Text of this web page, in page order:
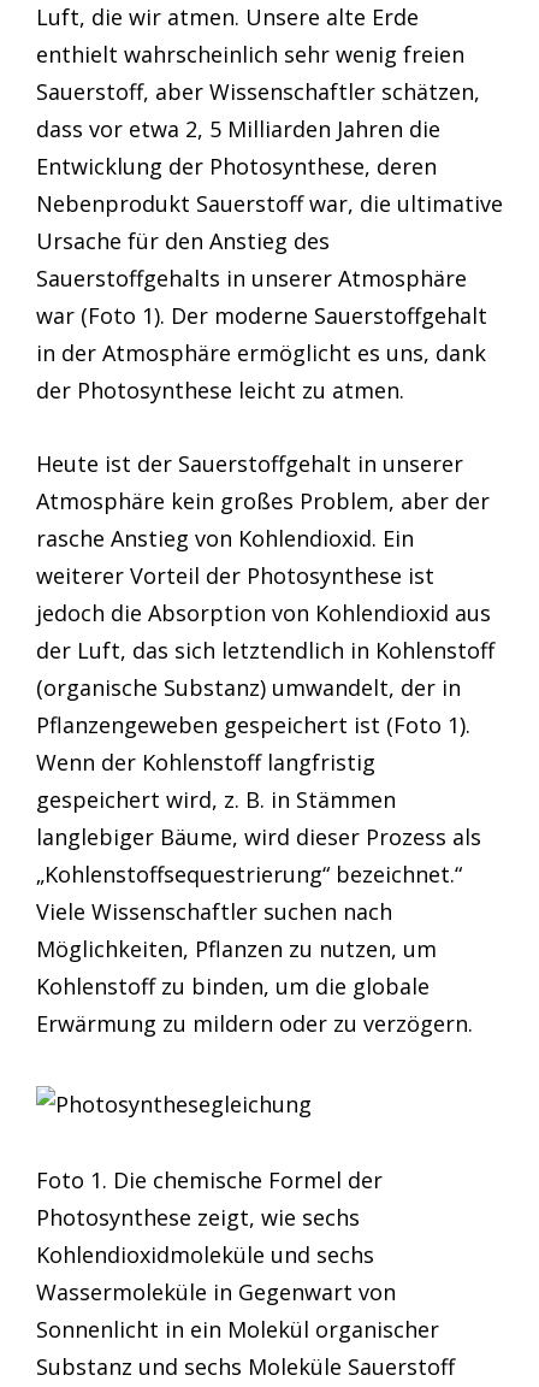
Luft, die wir atmen. Unsere alte Erde
enthielt wahrscheinlich sehr wenig freien
Sauerstoff, aber Wissenschaftler schätzen,
dass vor etwa 2, 5 Milliarden Jahren die
Entwicklung der Photosynthese, deren
Nebenprodukt Sauerstoff war, die ultimative
Ursache für den Anstieg des
Sauerstoffgehalts in unserer Atmosphäre
war (Foto 1). Der moderne Sauerstoffgehalt
in der Atmosphäre ermöglicht es uns, dank
der Photosynthese leicht zu atmen.
Heute ist der Sauerstoffgehalt in unserer
Atmosphäre kein großes Problem, aber der
rasche Anstieg von Kohlendioxid. Ein
weiterer Vorteil der Photosynthese ist
jedoch die Absorption von Kohlendioxid aus
der Luft, das sich letztendlich in Kohlenstoff
(organische Substanz) umwandelt, der in
Pflanzengeweben gespeichert ist (Foto 1).
Wenn der Kohlenstoff langfristig
gespeichert wird, z. B. in Stämmen
langlebiger Bäume, wird dieser Prozess als
„Kohlenstoffsequestrierung“ bezeichnet.“
Viele Wissenschaftler suchen nach
Möglichkeiten, Pflanzen zu nutzen, um
Kohlenstoff zu binden, um die globale
Erwärmung zu mildern oder zu verzögern.
Foto 1. Die chemische Formel der
Photosynthese zeigt, wie sechs
Kohlendioxidmoleküle und sechs
Wassermoleküle in Gegenwart von
Sonnenlicht in ein Molekül organischer
Substanz und sechs Moleküle Sauerstoff